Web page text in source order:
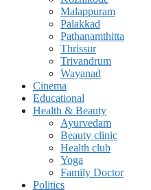
Malappuram
Palakkad
Pathanamthitta
Thrissur
Trivandrum
Wayanad
Cinema
Educational
Health & Beauty
Ayurvedam
Beauty clinic
Health club
Yoga
Family Doctor
Politics